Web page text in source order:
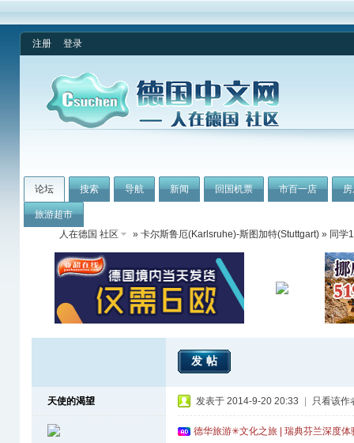
注册 登录
论坛 搜索 导航 新闻 回国机票 市百一店
旅游超市
人在德国 社区
» 卡尔斯鲁厄(Karlsruhe)-斯图加特(Stuttgart) » 同学
发帖
天使的渴望 发表于 2014-9-20 20:33 只看该作
德华旅游✳文化之旅 | 瑞典芬兰深度